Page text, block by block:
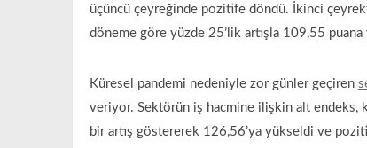
üçüncü çeyreğinde pozitife döndü. İkinci
döneme göre yüzde 25’lik artışla 109,55
Küresel pandemi nedeniyle zor günler geçiren
veriyor. Sektörün iş hacmine ilişkin alt endeks,
bir artış göstererek 126,56’ya yükseldi ve